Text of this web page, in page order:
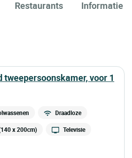
Restaurants Informatie
Draadloze
x 200cm) Televisie